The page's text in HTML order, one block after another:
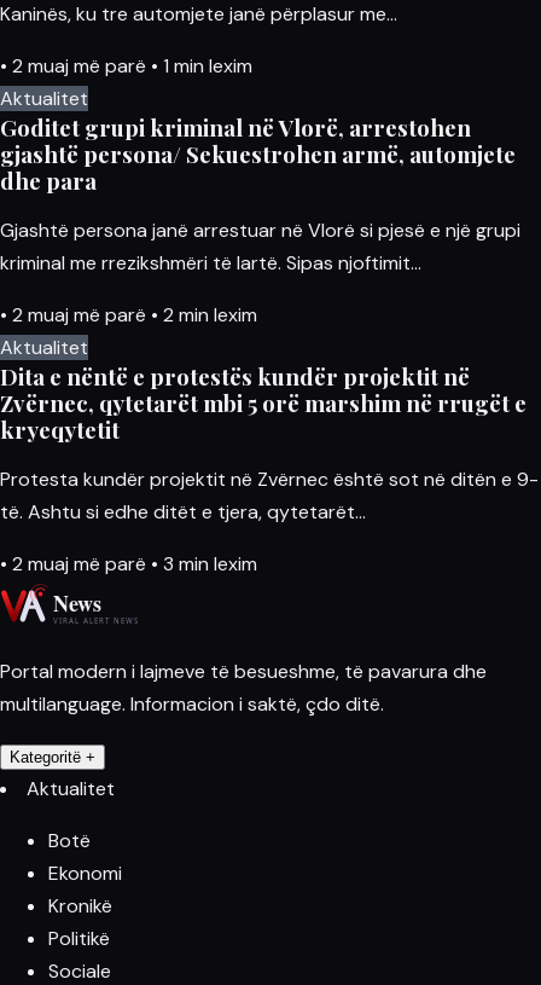
Kaninës, ku tre automjete janë përplasur me…
• 2 muaj më parë • 1 min lexim
Aktualitet
Goditet grupi kriminal në Vlorë, arrestohen
gjashtë persona/ Sekuestrohen armë, automjete
dhe para
Gjashtë persona janë arrestuar në Vlorë si pjesë e një grupi
kriminal me rrezikshmëri të lartë. Sipas njoftimit…
• 2 muaj më parë • 2 min lexim
Aktualitet
Dita e nëntë e protestës kundër projektit në
Zvërnec, qytetarët mbi 5 orë marshim në rrugët e
kryeqytetit
Protesta kundër projektit në Zvërnec është sot në ditën e 9-
të. Ashtu si edhe ditët e tjera, qytetarët…
• 2 muaj më parë • 3 min lexim
Portal modern i lajmeve të besueshme, të pavarura dhe
multilanguage. Informacion i saktë, çdo ditë.
Kategoritë +
Aktualitet
Botë
Ekonomi
Kronikë
Politikë
Sociale